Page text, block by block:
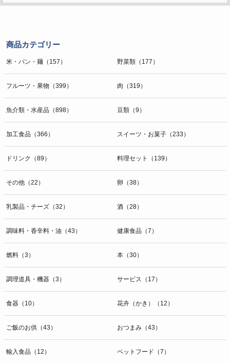
す。
的の通知・開示・内容の訂正・追加または削除・利用の停止・消去お
よび第三者への提供の停止（「開示等」といいます。）に応じます。
g）本人が個人情報を与えることの任意性及び当該情報を与えなかっ
た場合に本人に生じる結果
個人情報の提供は任意と致しますが、当社が依頼する情報の提供がな
い場合、内容が正確でない場合はサービスの提供やご対応等に支障を
きたす可能性がございますのでご了承下さい。
スログ、Cookie（クッキー）等を用いて管理しています。これらに
は、お客様のお名前、ご住所、電話番号、電子メールアドレスなど、
お客様を特定する個人情報は一切含まれておりません。
個人情報に関する問合わせ窓口
〒106-0044 東京都港区東麻布一丁目２７番１号 東麻布食文化ビル４
ＦＡＸ：047-401-6847
商品カテゴリー
米・パン・麺（157） 野菜類（177）
フルーツ・果物（399） 肉（319）
魚介類・水産品（898） 豆類（9）
加工食品（366） スイーツ・お菓子（233）
ドリンク（89） 料理セット（139）
その他（22） 卵（38）
乳製品・チーズ（32） 酒（28）
調味料・香辛料・油（43） 健康食品（7）
燃料（3） 本（30）
調理道具・機器（3） サービス（17）
食器（10） 花卉（かき）（12）
ご飯のお供（43） おつまみ（43）
輸入食品（12） ペットフード（7）